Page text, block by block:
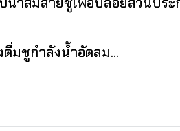
มชูกำลังน้ำอัดลม...